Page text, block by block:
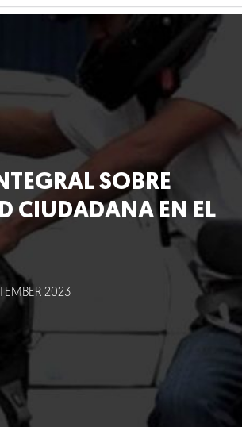
SOBRE
CIUDADANA EN EL
2023